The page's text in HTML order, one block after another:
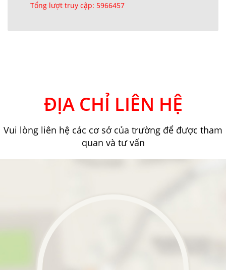
Tổng lượt truy cập: 5966457
ĐỊA CHỈ LIÊN HỆ
Vui lòng liên hệ các cơ sở của trường để được tham
quan và tư vấn